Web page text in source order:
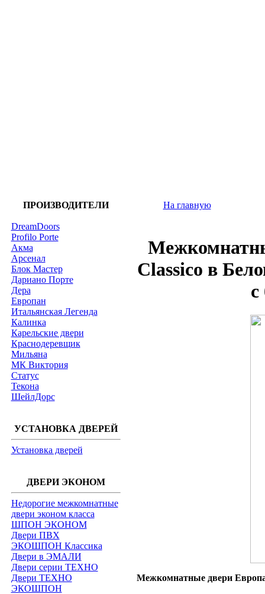
ПРОИЗВОДИТЕЛИ
DreamDoors
Profilo Porte
Акма
Арсенал
Блок Мастер
Дариано Порте
Дера
Европан
Итальянская Легенда
Калинка
Карельские двери
Краснодеревщик
Мильяна
МК Виктория
Статус
Текона
ШейлДорс
УСТАНОВКА ДВЕРЕЙ
Установка дверей
ДВЕРИ ЭКОНОМ
Недорогие межкомнатные
двери эконом класса
ШПОН ЭКОНОМ
Двери ПВХ
ЭКОШПОН Классика
Двери в ЭМАЛИ
Двери серии ТЕХНО
Двери ТЕХНО
ЭКОШПОН
На главную
Classico в
Межкомнатные двери